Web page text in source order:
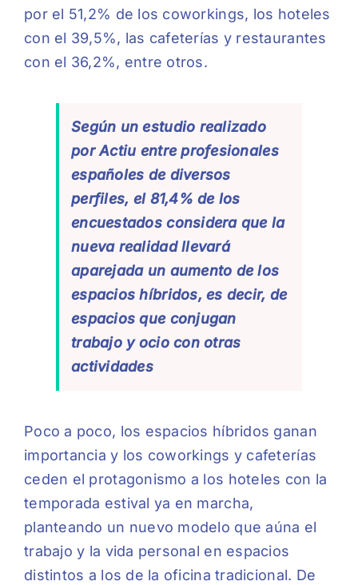
por el 51,2% de los coworkings, los hoteles
con el 39,5%, las cafeterías y restaurantes
con el 36,2%, entre otros.
Según un estudio realizado
por Actiu entre profesionales
españoles de diversos
perfiles, el 81,4% de los
encuestados considera que la
nueva realidad llevará
aparejada un aumento de los
espacios híbridos, es decir, de
espacios que conjugan
trabajo y ocio con otras
actividades
Poco a poco, los espacios híbridos ganan
importancia y los coworkings y cafeterías
ceden el protagonismo a los hoteles con la
temporada estival ya en marcha,
planteando un nuevo modelo que aúna el
trabajo y la vida personal en espacios
distintos a los de la oficina tradicional. De